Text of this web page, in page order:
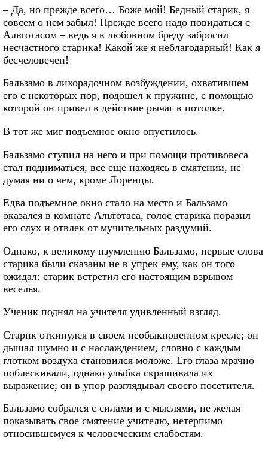
– Да, но прежде всего… Боже мой! Бедный старик, я
совсем о нем забыл! Прежде всего надо повидаться с
Альтотасом – ведь я в любовном бреду забросил
несчастного старика! Какой же я неблагодарный! Как я
бесчеловечен!
Бальзамо в лихорадочном возбуждении, охватившем
его с некоторых пор, подошел к пружине, с помощью
которой он привел в действие рычаг в потолке.
В тот же миг подъемное окно опустилось.
Бальзамо ступил на него и при помощи противовеса
стал подниматься, все еще находясь в смятении, не
думая ни о чем, кроме Лоренцы.
Едва подъемное окно стало на место и Бальзамо
оказался в комнате Альтотаса, голос старика поразил
его слух и отвлек от мучительных раздумий.
Однако, к великому изумлению Бальзамо, первые слова
старика были сказаны не в упрек ему, как он того
ожидал: старик встретил его настоящим взрывом
веселья.
Ученик поднял на учителя удивленный взгляд.
Старик откинулся в своем необыкновенном кресле; он
дышал шумно и с наслаждением, словно с каждым
глотком воздуха становился моложе. Его глаза мрачно
поблескивали, однако улыбка скрашивала их
выражение; он в упор разглядывал своего посетителя.
Бальзамо собрался с силами и с мыслями, не желая
показывать свое смятение учителю, нетерпимо
относившемуся к человеческим слабостям.